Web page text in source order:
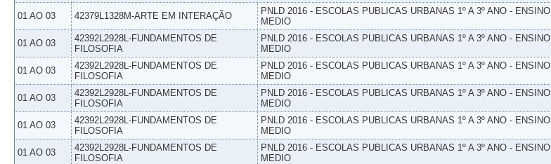
01 AO 03 42379L1328M-ARTE EM INTERAÇÃO
PNLD 2016 - ESCOLAS PUBLICAS URBANAS 1º A 3º ANO - ENSINO
MEDIO
01 AO 03
42392L2928L-FUNDAMENTOS DE
FILOSOFIA
PNLD 2016 - ESCOLAS PUBLICAS URBANAS 1º A 3º ANO - ENSINO
MEDIO
01 AO 03
42392L2928L-FUNDAMENTOS DE
FILOSOFIA
PNLD 2016 - ESCOLAS PUBLICAS URBANAS 1º A 3º ANO - ENSINO
MEDIO
01 AO 03
42392L2928L-FUNDAMENTOS DE
FILOSOFIA
PNLD 2016 - ESCOLAS PUBLICAS URBANAS 1º A 3º ANO - ENSINO
MEDIO
01 AO 03
42392L2928L-FUNDAMENTOS DE
FILOSOFIA
PNLD 2016 - ESCOLAS PUBLICAS URBANAS 1º A 3º ANO - ENSINO
MEDIO
01 AO 03
42392L2928L-FUNDAMENTOS DE
FILOSOFIA
PNLD 2016 - ESCOLAS PUBLICAS URBANAS 1º A 3º ANO - ENSINO
MEDIO